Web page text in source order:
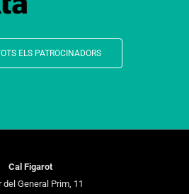
ELS PATROCINADORS
Cal Figarot
del General Prim, 11